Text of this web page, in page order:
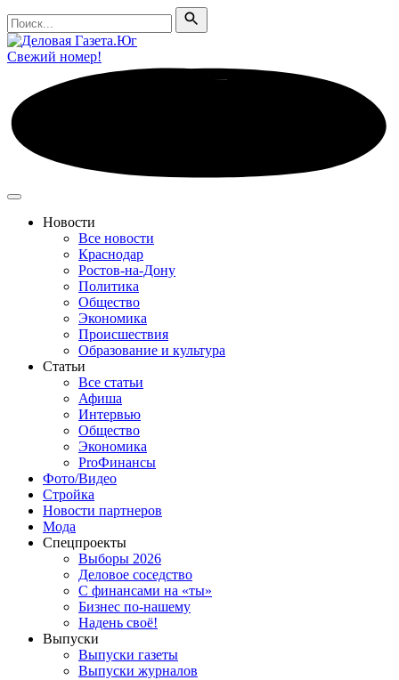
Поиск
Поиск
Свежий номер!
Новости
Все новости
Краснодар
Ростов-на-Дону
Политика
Общество
Экономика
Происшествия
Образование и культура
Статьи
Все статьи
Афиша
Интервью
Общество
Экономика
ProФинансы
Фото/Видео
Стройка
Новости партнеров
Мода
Спецпроекты
Выборы 2026
Деловое соседство
С финансами на «ты»
Бизнес по-нашему
Надень своё!
Выпуски
Выпуски газеты
Выпуски журналов